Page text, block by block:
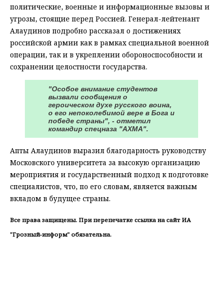
политические, военные и информационные вызовы и
угрозы, стоящие перед Россией. Генерал-лейтенант
Алаудинов подробно рассказал о достижениях
российской армии как в рамках специальной военной
операции, так и в укреплении обороноспособности и
сохранении целостности государства.
"Особое внимание студентов
вызвали сообщения о
героическом духе русского воина,
о его непоколебимой вере в Бога и
победе страны", - отметил
командир спецназа "АХМА".
Апты Алаудинов выразил благодарность руководству
Московского университета за высокую организацию
мероприятия и государственный подход к подготовке
специалистов, что, по его словам, является важным
вкладом в будущее страны.
Все права защищены. При перепечатке ссылка на сайт ИА
"Грозный-информ" обязательна.